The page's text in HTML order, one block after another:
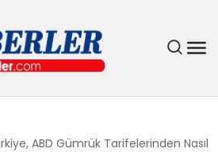
ABD Gümrük Tarifelerinden Nasıl